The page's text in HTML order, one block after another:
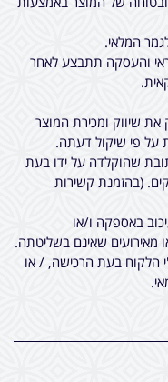
המלאי.
והעסקה תתבצע לאחר
שיווק ומכירת המוצר
על פי שיקול דעתה.
שהוקלדה על ידו בעת
מכירות, תוך 7 ימי עסקים. (בהזמנת קשירות
באספקה ו/או
מאירועים שאינם בשליטתה.
הלקוח בעת הרכישה, / או